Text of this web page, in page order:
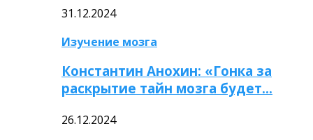
31.12.2024
Изучение мозга
Константин Анохин: «Гонка за
раскрытие тайн мозга будет…
26.12.2024